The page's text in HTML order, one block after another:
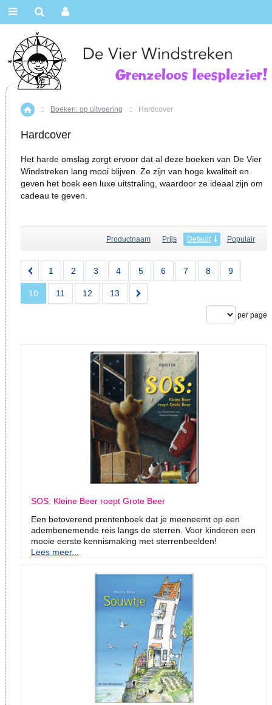
Home
:: Boeken: op uitvoering :: Hardcover
Hardcover
Het harde omslag zorgt ervoor dat al deze boeken van De Vier
Windstreken lang mooi blijven. Ze zijn van hoge kwaliteit en
geven het boek een luxe uitstraling, waardoor ze ideaal zijn om
cadeau te geven.
Productnaam Prijs Default Populair
1 2 3 4 5 6 7 8 9
10 11 12 13
per page
SOS: Kleine Beer roept Grote Beer
Een betoverend prentenboek dat je meeneemt op een
adembenemende reis langs de sterren. Voor kinderen een
mooie eerste kennismaking met sterrenbeelden!
Lees meer...